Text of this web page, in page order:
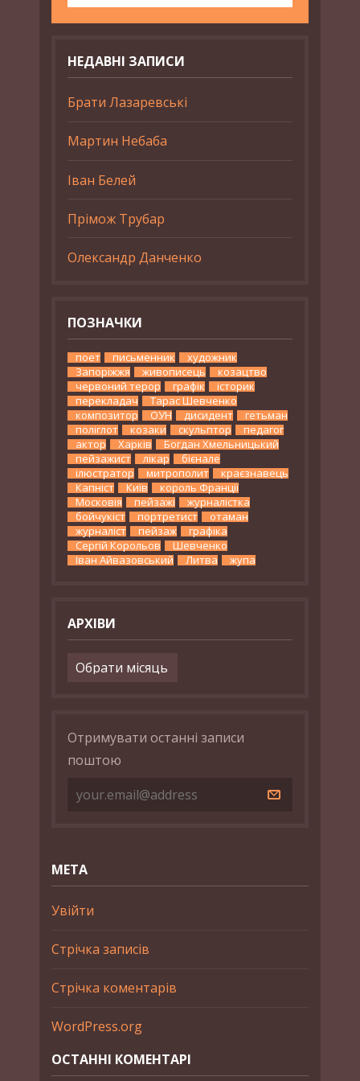
НЕДАВНІ ЗАПИСИ
Брати Лазаревські
Мартин Небаба
Іван Белей
Прімож Трубар
Олександр Данченко
ПОЗНАЧКИ
поет письменник
художник
Запоріжжя
живописець
козацтво
червоний терор
графік
історик
перекладач
Тарас Шевченко
композитор
ОУН дисидент
гетьман
поліглот
козаки скульптор
педагог
актор
Харків
Богдан Хмельницький
пейзажист
лікар
бієнале
ілюстратор
митрополит
краєзнавець
Капніст
Київ
король Франції
Московія
пейзажі
журналістка
бойчукіст
портретист
отаман
журналіст
пейзаж
графіка
Сергій Корольов
Шевченко
Іван Айвазовський
Литва жупа
АРХІВИ
Архіви
Отримувати останні записи
поштою
МЕТА
Увійти
Стрічка записів
Стрічка коментарів
WordPress.org
ОСТАННІ КОМЕНТАРІ